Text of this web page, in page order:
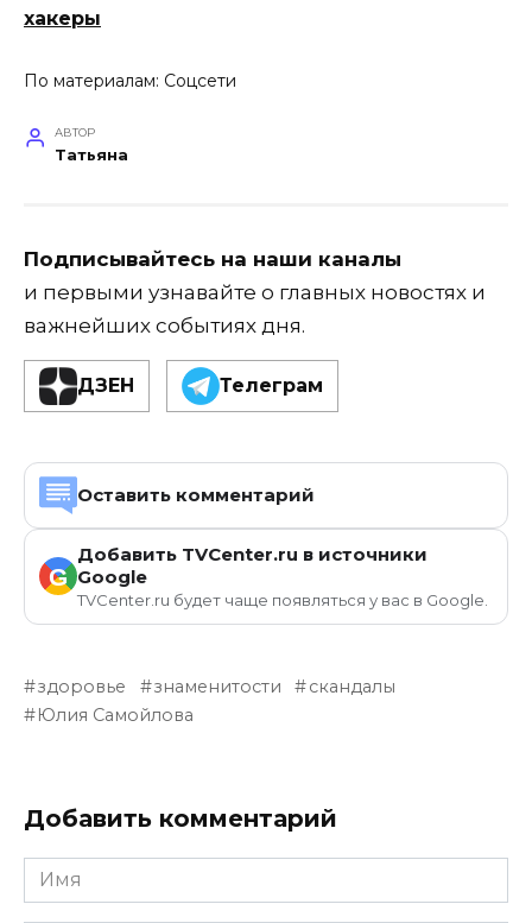
хакеры
По материалам: Соцсети
АВТОР
Татьяна
Подписывайтесь на наши каналы
и первыми узнавайте о главных новостях и
важнейших событиях дня.
ДЗЕН Телеграм
Оставить комментарий
G
Добавить TVCenter.ru в источники
Google
TVCenter.ru будет чаще появляться у вас в Google.
здоровье знаменитости
скандалы
Юлия Самойлова
Добавить комментарий
Имя